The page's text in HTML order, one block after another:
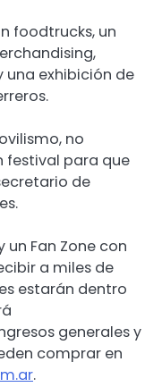
foodtrucks, un
una exhibición de
no
festival para que
de
un Fan Zone con
a miles de
estarán dentro
generales y
comprar en
.